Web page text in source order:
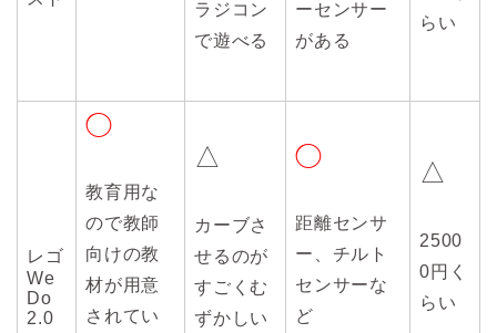
ラジコン
で遊べる
ーセンサー
がある
らい
レゴ
We
Do
2.0
◯
教育用な
ので教師
向けの教
材が用意
されてい
△
カーブさ
せるのが
すごくむ
ずかしい
◯
距離センサ
ー、チルト
センサーな
ど
△
2500
0円く
らい